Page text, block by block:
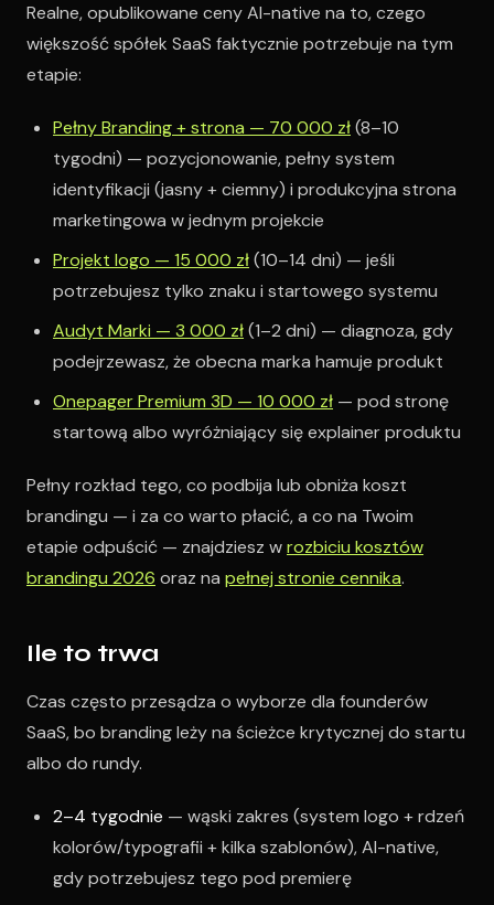
Realne, opublikowane ceny AI-native na to, czego
większość spółek SaaS faktycznie potrzebuje na tym
etapie:
Pełny Branding + strona — 70 000 zł(8–10
tygodni) — pozycjonowanie, pełny system
identyfikacji (jasny + ciemny) i produkcyjna strona
marketingowa w jednym projekcie
Projekt logo — 15 000 zł(10–14 dni) — jeśli
potrzebujesz tylko znaku i startowego systemu
Audyt Marki — 3 000 zł(1–2 dni) — diagnoza, gdy
podejrzewasz, że obecna marka hamuje produkt
Onepager Premium 3D — 10 000 zł — pod stronę
startową albo wyróżniający się explainer produktu
Pełny rozkład tego, co podbija lub obniża koszt
brandingu — i za co warto płacić, a co na Twoim
etapie odpuścić — znajdziesz wrozbiciu kosztów
brandingu 2026 oraz na pełnej stronie cennika.
Ile to trwa
Czas często przesądza o wyborze dla founderów
SaaS, bo branding leży na ścieżce krytycznej do startu
albo do rundy.
2–4 tygodnie — wąski zakres (system logo + rdzeń
kolorów/typografii + kilka szablonów), AI-native,
gdy potrzebujesz tego pod premierę